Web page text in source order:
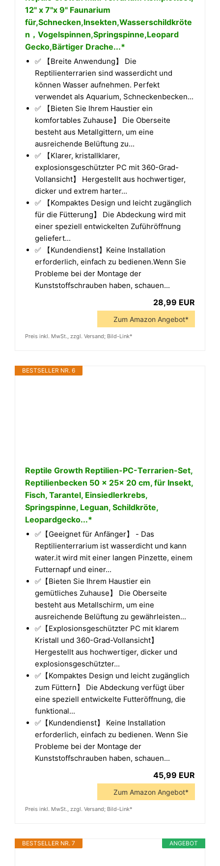
12" x 7"x 9" Faunarium
für,Schnecken,Insekten,Wasserschildkröte
n，Vogelspinnen,Springspinne,Leopard
Gecko,Bärtiger Drache...*
✅ 【Breite Anwendung】 Die
Reptilienterrarien sind wasserdicht und
können Wasser aufnehmen. Perfekt
verwendet als Aquarium, Schneckenbecken...
✅ 【Bieten Sie Ihrem Haustier ein
komfortables Zuhause】 Die Oberseite
besteht aus Metallgittern, um eine
ausreichende Belüftung zu...
✅ 【Klarer, kristallklarer,
explosionsgeschützter PC mit 360-Grad-
Vollansicht】 Hergestellt aus hochwertiger,
dicker und extrem harter...
✅ 【Kompaktes Design und leicht zugänglich
für die Fütterung】 Die Abdeckung wird mit
einer speziell entwickelten Zuführöffnung
geliefert...
✅ 【Kundendienst】Keine Installation
erforderlich, einfach zu bedienen.Wenn Sie
Probleme bei der Montage der
Kunststoffschrauben haben, schauen...
28,99 EUR
Zum Amazon Angebot*
Preis inkl. MwSt., zzgl. Versand; Bild-Link*
BESTSELLER NR. 6
Reptile Growth Reptilien-PC-Terrarien-Set,
Reptilienbecken 50 x 25x 20 cm, für Insekt,
Fisch, Tarantel, Einsiedlerkrebs,
Springspinne, Leguan, Schildkröte,
Leopardgecko...*
✅【Geeignet für Anfänger】 - Das
Reptilienterrarium ist wasserdicht und kann
water.it wird mit einer langen Pinzette, einem
Futternapf und einer...
✅【Bieten Sie Ihrem Haustier ein
gemütliches Zuhause】 Die Oberseite
besteht aus Metallschirm, um eine
ausreichende Belüftung zu gewährleisten...
✅【Explosionsgeschützter PC mit klarem
Kristall und 360-Grad-Vollansicht】
Hergestellt aus hochwertiger, dicker und
explosionsgeschützter...
✅【Kompaktes Design und leicht zugänglich
zum Füttern】 Die Abdeckung verfügt über
eine speziell entwickelte Futteröffnung, die
funktional...
✅【Kundendienst】 Keine Installation
erforderlich, einfach zu bedienen. Wenn Sie
Probleme bei der Montage der
Kunststoffschrauben haben, schauen...
45,99 EUR
Zum Amazon Angebot*
Preis inkl. MwSt., zzgl. Versand; Bild-Link*
ANGEBOT
BESTSELLER NR. 7